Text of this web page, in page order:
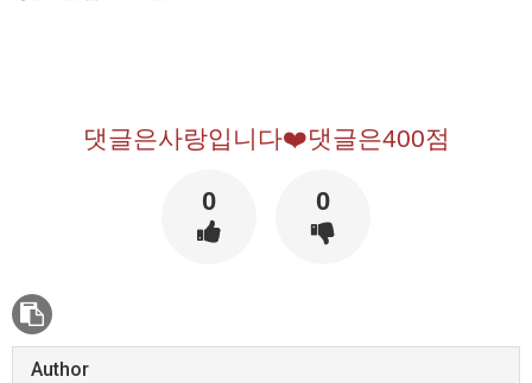
댓글은사랑입니다❤️댓글은400점
0 0
Author